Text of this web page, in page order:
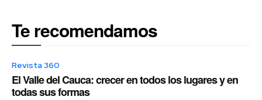
Te recomendamos
Revista 360
El Valle del Cauca: crecer en todos los lugares y en
todas sus formas